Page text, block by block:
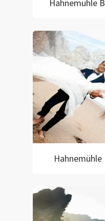
Hahnemühle